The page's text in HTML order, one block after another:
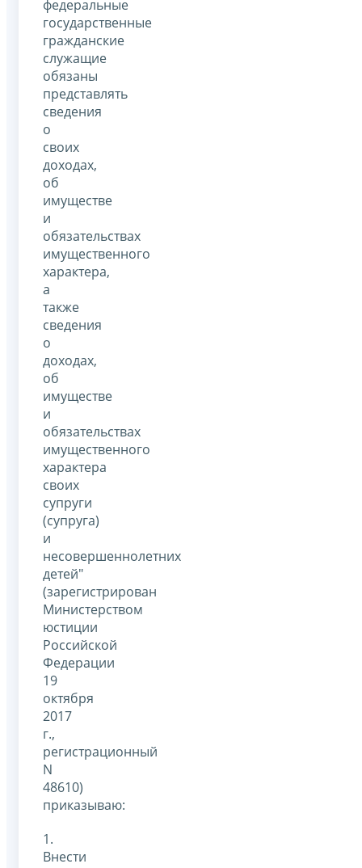
федеральные
государственные
гражданские
служащие
обязаны
представлять
сведения
о
своих
доходах,
об
имуществе
и
обязательствах
имущественного
характера,
а
также
сведения
о
доходах,
об
имуществе
и
обязательствах
имущественного
характера
своих
супруги
(супруга)
и
несовершеннолетних
детей"
(зарегистрирован
Министерством
юстиции
Российской
Федерации
19
октября
2017
г.,
регистрационный
N
48610)
приказываю:
1.
Внести